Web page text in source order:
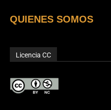
QUIENES SOMOS
Licencia CC